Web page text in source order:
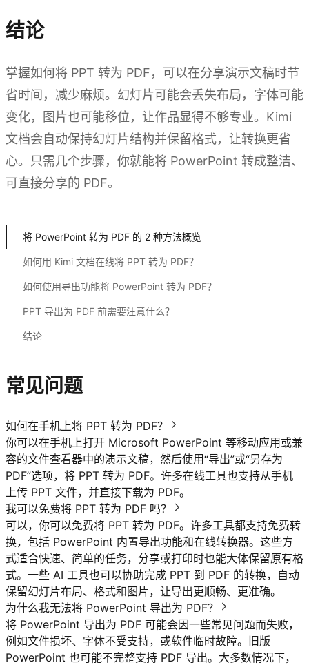
结论
掌握如何将 PPT 转为 PDF，可以在分享演示文稿时节
省时间，减少麻烦。幻灯片可能会丢失布局，字体可能
变化，图片也可能移位，让作品显得不够专业。Kimi
文档会自动保持幻灯片结构并保留格式，让转换更省
心。只需几个步骤，你就能将 PowerPoint 转成整洁、
可直接分享的 PDF。
将 PowerPoint 转为 PDF 的 2 种方法概览
如何用 Kimi 文档在线将 PPT 转为 PDF？
如何使用导出功能将 PowerPoint 转为 PDF？
PPT 导出为 PDF 前需要注意什么？
结论
常见问题
如何在手机上将 PPT 转为 PDF？
你可以在手机上打开 Microsoft PowerPoint 等移动应用或兼
容的文件查看器中的演示文稿，然后使用“导出”或“另存为
PDF”选项，将 PPT 转为 PDF。许多在线工具也支持从手机
上传 PPT 文件，并直接下载为 PDF。
我可以免费将 PPT 转为 PDF 吗？
可以，你可以免费将 PPT 转为 PDF。许多工具都支持免费转
换，包括 PowerPoint 内置导出功能和在线转换器。这些方
式适合快速、简单的任务，分享或打印时也能大体保留原有格
式。一些 AI 工具也可以协助完成 PPT 到 PDF 的转换，自动
保留幻灯片布局、格式和图片，让导出更顺畅、更准确。
为什么我无法将 PowerPoint 导出为 PDF？
将 PowerPoint 导出为 PDF 可能会因一些常见问题而失败，
例如文件损坏、字体不受支持，或软件临时故障。旧版
PowerPoint 也可能不完整支持 PDF 导出。大多数情况下，